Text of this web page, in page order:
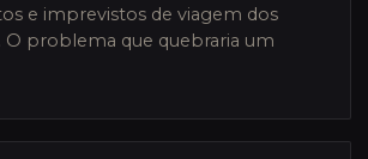
e imprevistos de viagem dos
O problema que quebraria um